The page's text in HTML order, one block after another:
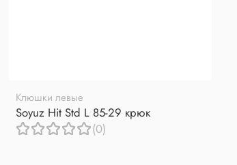
Клюшки левые
Soyuz Hit Std L 85-29 крюк
(0)